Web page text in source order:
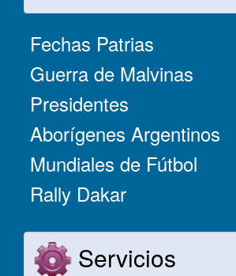
Fechas Patrias
Guerra de Malvinas
Presidentes
Aborígenes Argentinos
Mundiales de Fútbol
Rally Dakar
Servicios